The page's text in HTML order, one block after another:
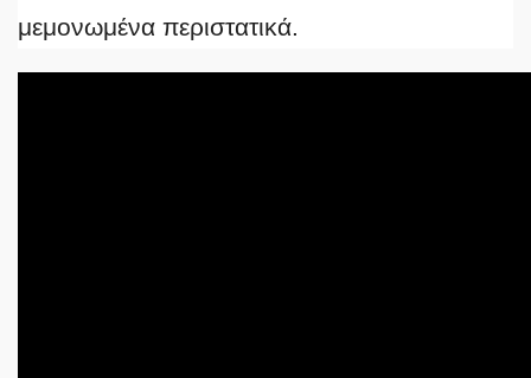
μεμονωμένα περιστατικά.